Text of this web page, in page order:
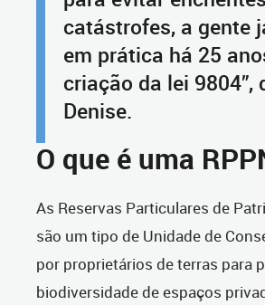
catástrofes, a gente
em prática há 25
criação da lei 9804”,
Denise.
O que é uma
As Reservas Particulares de
são um tipo de Unidade de
por proprietários de terras para
biodiversidade de espaços